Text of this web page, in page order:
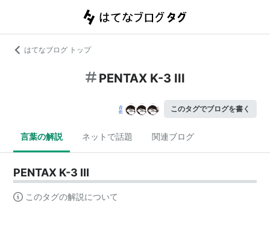
はてなブログ トップ
PENTAX K-3 III
このタグでブログを書く
言葉の解説 ネットで話題 関連ブログ
PENTAX K-3 III
このタグの解説について